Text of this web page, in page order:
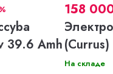
39.6 Amh
158
На складе